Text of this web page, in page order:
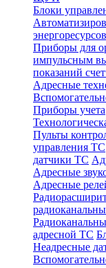
Блоки
Приборы для
импульсным
показаний
Адресные
Приборы учета
Пульты
управления ТС
датчики ТС
Адресные
Адресные
адресной ТС
Неадресные